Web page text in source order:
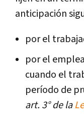
anticipación
por el
por el
cuando el
período de
art. 3° de la